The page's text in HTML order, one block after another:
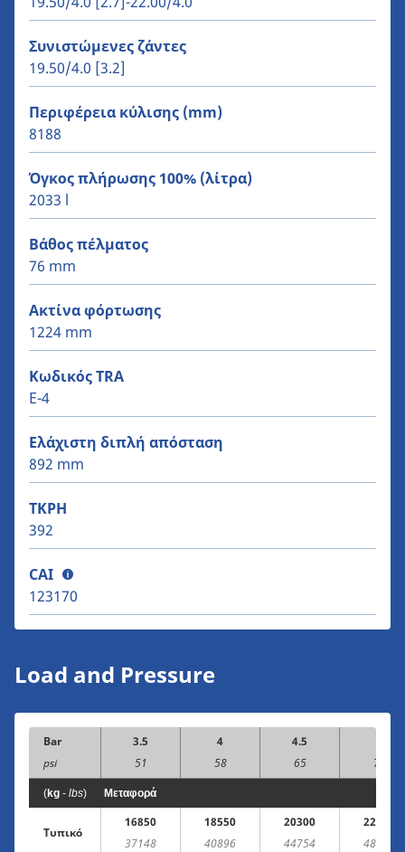
Συνιστώμενες ζάντες
19.50/4.0 [3.2]
Περιφέρεια κύλισης (mm)
8188
Όγκος πλήρωσης 100% (λίτρα)
2033 l
Βάθος πέλματος
76 mm
Ακτίνα φόρτωσης
1224 mm
Κωδικός TRA
E-4
Ελάχιστη διπλή απόσταση
892 mm
TKPH
392
CAI
123170
Load and Pressure
Bar
psi
3.5
51
4
58
4.5
65
73
(kg - lbs) Μεταφορά
Τυπικό
16850
37148
18550
40896
20300
44754
22050
48612